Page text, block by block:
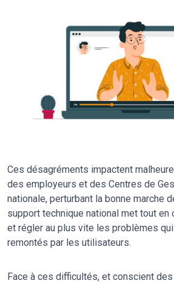
Ces désagréments impactent
des employeurs et des Centres de
nationale, perturbant la bonne marche
support technique national met tout
et régler au plus vite les problèmes
remontés par les utilisateurs.
Face à ces difficultés, et conscient